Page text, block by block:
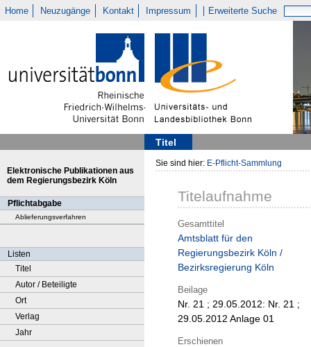
Home Neuzugänge Kontakt Impressum Erweiterte Suche
Titel
Elektronische Publikationen aus
dem Regierungsbezirk Köln
Pflichtabgabe
Ablieferungsverfahren
Listen
Titel
Autor / Beteiligte
Ort
Verlag
Jahr
Sie sind hier: E-Pflicht-Sammlung
Titelaufnahme
Gesamttitel
Amtsblatt für den
Regierungsbezirk Köln /
Bezirksregierung Köln
Beilage
Nr. 21 ; 29.05.2012: Nr. 21 ;
29.05.2012 Anlage 01
Erschienen